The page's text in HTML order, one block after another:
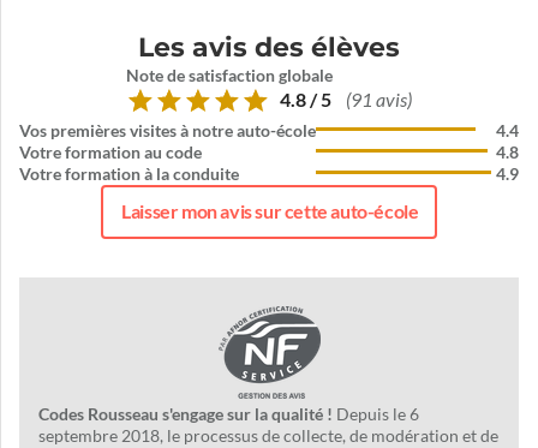
Les avis des élèves
Note de satisfaction globale
4.8 / 5 (91 avis)
Vos premières visites à notre auto-école
Votre formation au code
Votre formation à la conduite
4.4
4.8
4.9
Laisser mon avis sur cette auto-école
Codes Rousseau s'engage sur la qualité ! Depuis le 6
septembre 2018, le processus de collecte, de modération et de